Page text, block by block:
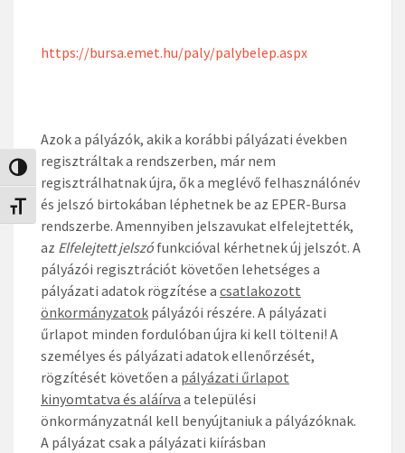
Nagy kontraszt váltása
Betűméret váltása
https://bursa.emet.hu/paly/palybelep.aspx
Azok a pályázók, akik a korábbi pályázati években
regisztráltak a rendszerben, már nem
regisztrálhatnak újra, ők a meglévő felhasználónév
és jelszó birtokában léphetnek be az EPER-Bursa
rendszerbe. Amennyiben jelszavukat elfelejtették,
az Elfelejtett jelszófunkcióval kérhetnek új jelszót. A
pályázói regisztrációt követően lehetséges a
pályázati adatok rögzítése a csatlakozott
önkormányzatok pályázói részére. A pályázati
űrlapot minden fordulóban újra ki kell tölteni! A
személyes és pályázati adatok ellenőrzését,
rögzítését követően a pályázati űrlapot
kinyomtatva és aláírva a települési
önkormányzatnál kell benyújtaniuk a pályázóknak.
A pályázat csak a pályázati kiírásban